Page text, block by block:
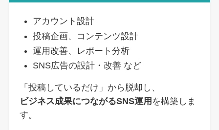
アカウント設計
投稿企画、コンテンツ設計
運用改善、レポート分析
SNS広告の設計・改善 など
「投稿しているだけ」から脱却し、
ビジネス成果につながるSNS運用 を構築しま
す。